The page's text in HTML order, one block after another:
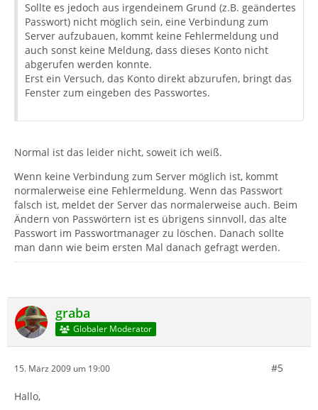
Sollte es jedoch aus irgendeinem Grund (z.B. geändertes
Passwort) nicht möglich sein, eine Verbindung zum
Server aufzubauen, kommt keine Fehlermeldung und
auch sonst keine Meldung, dass dieses Konto nicht
abgerufen werden konnte.
Erst ein Versuch, das Konto direkt abzurufen, bringt das
Fenster zum eingeben des Passwortes.
Normal ist das leider nicht, soweit ich weiß.
Wenn keine Verbindung zum Server möglich ist, kommt
normalerweise eine Fehlermeldung. Wenn das Passwort
falsch ist, meldet der Server das normalerweise auch. Beim
Ändern von Passwörtern ist es übrigens sinnvoll, das alte
Passwort im Passwortmanager zu löschen. Danach sollte
man dann wie beim ersten Mal danach gefragt werden.
graba
Globaler Moderator
15. März 2009 um 19:00 #5
Hallo,